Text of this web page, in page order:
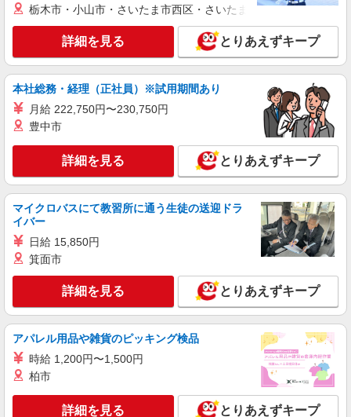
詳細を見る
派遣社員
株式会社kotrio /●TC-H-1883037
【聖蹟桜ケ丘駅近く】病院でシーツ交換や備品
管理など★看護助手
時給1600円〜2250円 ＜日払い有/週払い有/交
通費全支給(ガソリン代含む)＞
東京都多摩市
キープ 詳細を見る
派遣社員
株式会社kotrio /●TC-H-1992735
た雰囲気でお仕事♪
時給1600円〜2250円 ＜日払い有/週払い有/交
通費全支給(ガソリン代含む)＞
多摩市
詳細を見る
栃木市・小山市・さいたま市西区・さいたま市岩槻区・久喜市・
詳細を見る とりあえずキープ
本社総務・経理（正社員）※試用期間あり
月給 222,750円〜230,750円
豊中市
詳細を見る とりあえずキープ
マイクロバスにて教習所に通う生徒の送迎ドラ
イバー
日給 15,850円
箕面市
詳細を見る とりあえずキープ
アパレル用品や雑貨のピッキング検品
時給 1,200円〜1,500円
柏市
詳細を見る とりあえずキープ